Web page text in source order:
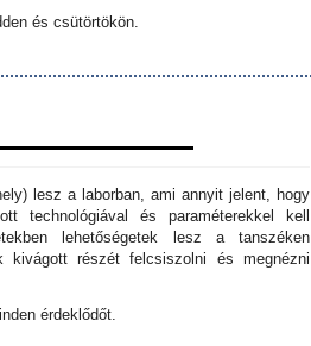
és csütörtökön.
lesz a laborban, ami annyit jelent, hogy
technológiával és paraméterekkel kell
lehetőségetek lesz a tanszéken
kivágott részét felcsiszolni és megnézni
érdeklődőt.